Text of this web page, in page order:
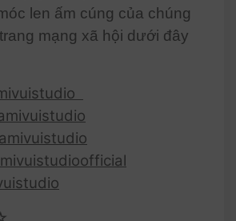
len ấm cúng của chúng
mạng xã hội dưới đây
amivuistudio